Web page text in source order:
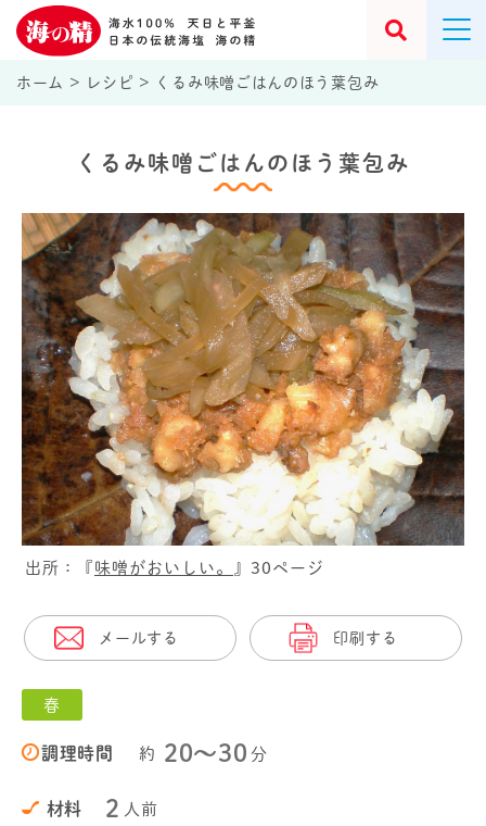
ホーム > レシピ > くるみ味噌ごはんのほう葉包み
くるみ味噌ごはんのほう葉包み
出所：『 味噌がおいしい。 』30ページ
メールする 印刷する
春
調理時間 約 20〜30 分
材料 2 人前